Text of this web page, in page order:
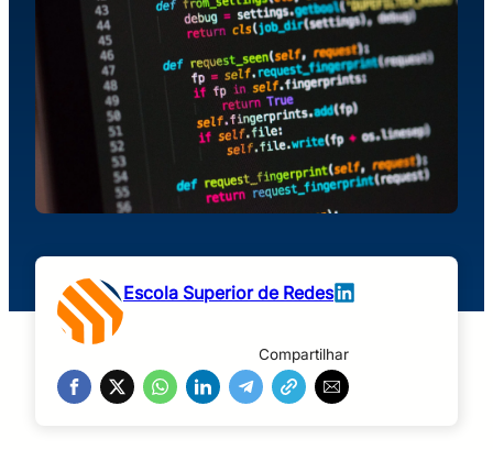
Escola Superior de Redes
Compartilhar